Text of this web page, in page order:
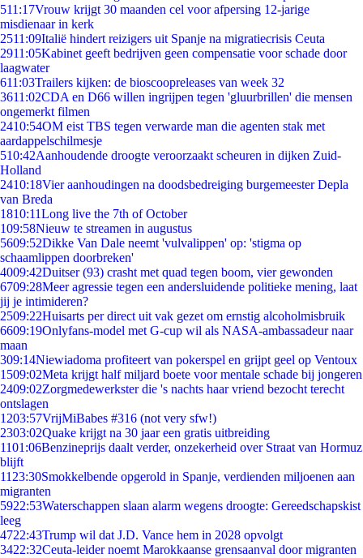
511:17Vrouw krijgt 30 maanden cel voor afpersing 12-jarige
misdienaar in kerk
2511:09Italië hindert reizigers uit Spanje na migratiecrisis Ceuta
2911:05Kabinet geeft bedrijven geen compensatie voor schade door
laagwater
611:03Trailers kijken: de bioscoopreleases van week 32
3611:02CDA en D66 willen ingrijpen tegen 'gluurbrillen' die mensen
ongemerkt filmen
2410:54OM eist TBS tegen verwarde man die agenten stak met
aardappelschilmesje
510:42Aanhoudende droogte veroorzaakt scheuren in dijken Zuid-
Holland
2410:18Vier aanhoudingen na doodsbedreiging burgemeester Depla
van Breda
1810:11Long live the 7th of October
109:58Nieuw te streamen in augustus
5609:52Dikke Van Dale neemt 'vulvalippen' op: 'stigma op
schaamlippen doorbreken'
4009:42Duitser (93) crasht met quad tegen boom, vier gewonden
6709:28Meer agressie tegen een andersluidende politieke mening, laat
jij je intimideren?
2509:22Huisarts per direct uit vak gezet om ernstig alcoholmisbruik
6609:19Onlyfans-model met G-cup wil als NASA-ambassadeur naar
maan
309:14Niewiadoma profiteert van pokerspel en grijpt geel op Ventoux
1509:02Meta krijgt half miljard boete voor mentale schade bij jongeren
2409:02Zorgmedewerkster die 's nachts haar vriend bezocht terecht
ontslagen
1203:57VrijMiBabes #316 (not very sfw!)
2303:02Quake krijgt na 30 jaar een gratis uitbreiding
1101:06Benzineprijs daalt verder, onzekerheid over Straat van Hormuz
blijft
11 23:30Smokkelbende opgerold in Spanje, verdienden miljoenen aan
migranten
5922:53Waterschappen slaan alarm wegens droogte: Gereedschapskist
leeg
4722:43Trump wil dat J.D. Vance hem in 2028 opvolgt
3422:32Ceuta-leider noemt Marokkaanse grensaanval door migranten